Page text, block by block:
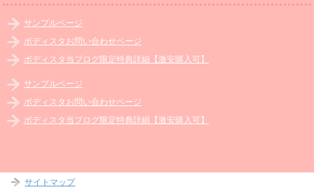
サンプルページ
ボディスタお問い合わせページ
ボディスタ当ブログ限定特典詳細【激安購入可】
サンプルページ
ボディスタお問い合わせページ
ボディスタ当ブログ限定特典詳細【激安購入可】
サイトマップ